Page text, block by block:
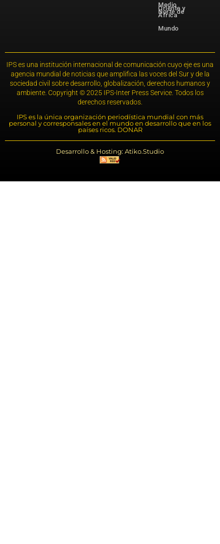
Medio
Oriente y
Norte de
África
Mundo
IPS es una institución internacional de comunicación cuyo eje es una
agencia mundial de noticias que amplifica las voces del Sur y de la
sociedad civil sobre desarrollo, globalización, derechos humanos y
ambiente. Copyright © 2025 IPS-Inter Press Service. Todos los
derechos reservados.
IPS es la única organización periodística mundial con más
personal y corresponsales en el mundo en desarrollo que en los
países ricos. DONAR
Desarrollo & Hosting: Atiko.Studio